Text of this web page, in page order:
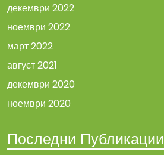
декември 2022
ноември 2022
март 2022
август 2021
декември 2020
ноември 2020
Последни Публикации